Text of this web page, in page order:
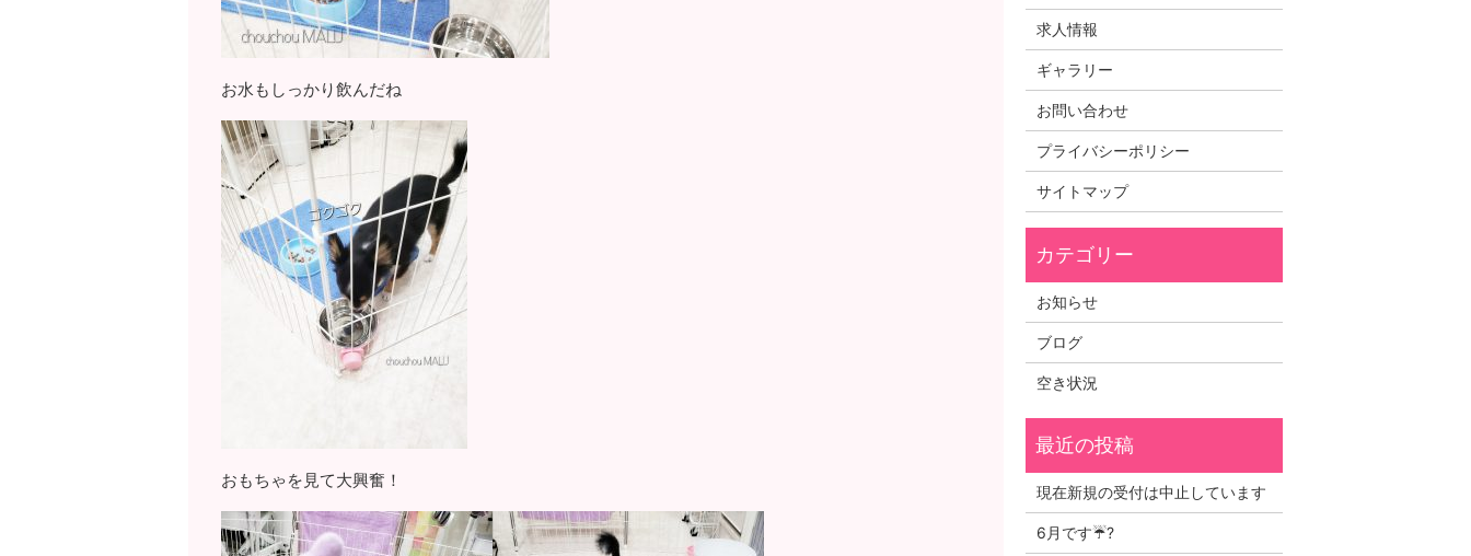
お水もしっかり飲んだね
おもちゃを見て大興奮！
求人情報
ギャラリー
お問い合わせ
プライバシーポリシー
サイトマップ
お知らせ
ブログ
空き状況
現在新規の受付は中止しています
6月です☔?